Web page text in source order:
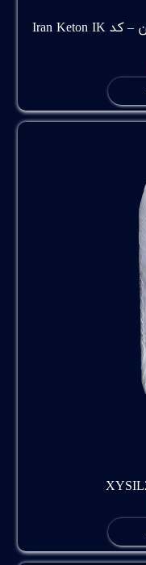
رزین پلی استر غیر اشباع ایران کیتون – کد Iran Keton IK